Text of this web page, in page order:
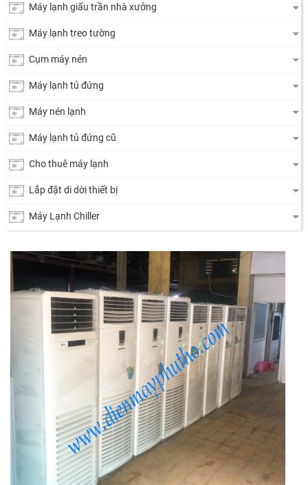
Máy lạnh giấu trần nhà xưởng
Máy lạnh treo tường
Cụm máy nén
Máy lạnh tủ đứng
Máy nén lạnh
Máy lạnh tủ đứng cũ
Cho thuê máy lạnh
Lắp đặt di dời thiết bị
Máy Lạnh Chiller